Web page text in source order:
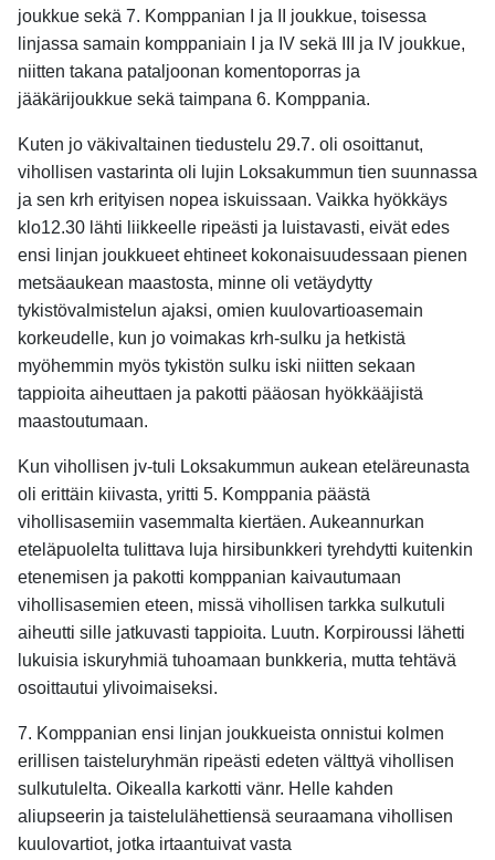
joukkue sekä 7. Komppanian I ja II joukkue, toisessa
linjassa samain komppaniain I ja IV sekä III ja IV joukkue,
niitten takana pataljoonan komentoporras ja
jääkärijoukkue sekä taimpana 6. Komppania.
Kuten jo väkivaltainen tiedustelu 29.7. oli osoittanut,
vihollisen vastarinta oli lujin Loksakummun tien suunnassa
ja sen krh erityisen nopea iskuissaan. Vaikka hyökkäys
klo12.30 lähti liikkeelle ripeästi ja luistavasti, eivät edes
ensi linjan joukkueet ehtineet kokonaisuudessaan pienen
metsäaukean maastosta, minne oli vetäydytty
tykistövalmistelun ajaksi, omien kuulovartioasemain
korkeudelle, kun jo voimakas krh-sulku ja hetkistä
myöhemmin myös tykistön sulku iski niitten sekaan
tappioita aiheuttaen ja pakotti pääosan hyökkääjistä
maastoutumaan.
Kun vihollisen jv-tuli Loksakummun aukean eteläreunasta
oli erittäin kiivasta, yritti 5. Komppania päästä
vihollisasemiin vasemmalta kiertäen. Aukeannurkan
eteläpuolelta tulittava luja hirsibunkkeri tyrehdytti kuitenkin
etenemisen ja pakotti komppanian kaivautumaan
vihollisasemien eteen, missä vihollisen tarkka sulkutuli
aiheutti sille jatkuvasti tappioita. Luutn. Korpiroussi lähetti
lukuisia iskuryhmiä tuhoamaan bunkkeria, mutta tehtävä
osoittautui ylivoimaiseksi.
7. Komppanian ensi linjan joukkueista onnistui kolmen
erillisen taisteluryhmän ripeästi edeten välttyä vihollisen
sulkutulelta. Oikealla karkotti vänr. Helle kahden
aliupseerin ja taistelulähettiensä seuraamana vihollisen
kuulovartiot, jotka irtaantuivat vasta